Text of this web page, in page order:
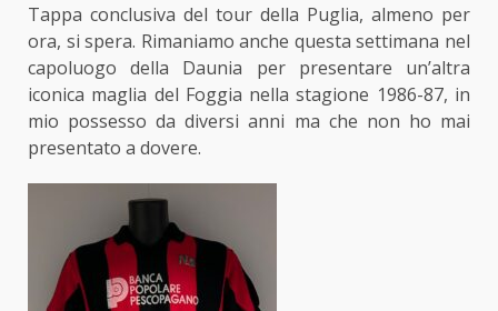
Tappa conclusiva del tour della Puglia, almeno per
ora, si spera. Rimaniamo anche questa settimana nel
capoluogo della Daunia per presentare un’altra
iconica maglia del Foggia nella stagione 1986-87, in
mio possesso da diversi anni ma che non ho mai
presentato a dovere.